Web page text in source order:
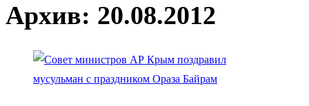
Архив: 20.08.2012